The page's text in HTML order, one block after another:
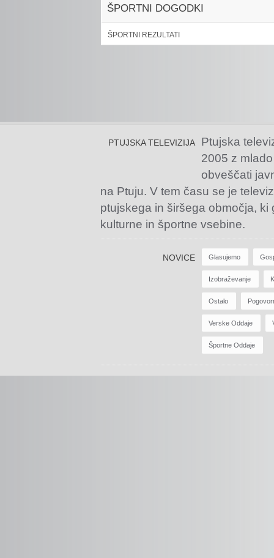
ŠPORTNI DOGODKI
ŠPORTNI REZULTATI
PTUJSKA TELEVIZIJA
Ptujska
2005 z
obveščati
na Ptuju. V tem času se je
ptujskega in širšega območja,
kulturne in športne vsebine.
NOVICE Glasujemo
Izobraževanje
Ostalo
Verske Oddaje
Športne Oddaje